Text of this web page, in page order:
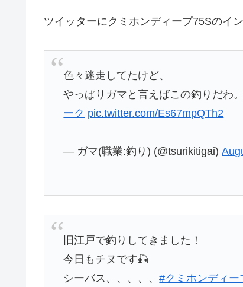
ツイッターにクミホンディープ75Sのイ
色々迷走してたけど、
やっぱりガマと言えばこの釣りだわ
ーク pic.twitter.com/Es67mpQTh2
— ガマ(職業:釣り) (@tsurikitigai)
旧江戸で釣りしてきました！
今日もチヌです🎣
シーバス、、、、、#クミホンディー